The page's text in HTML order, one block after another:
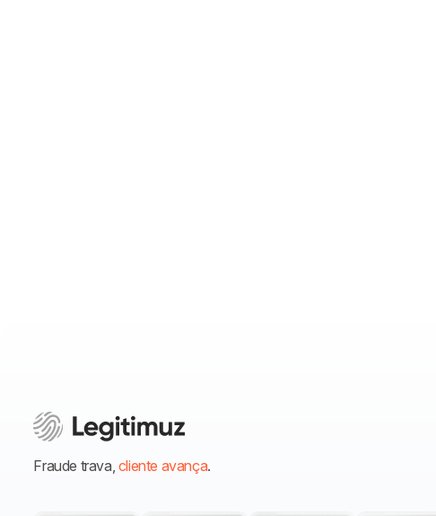
Fraude trava, cliente avança.